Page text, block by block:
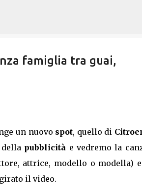
famiglia tra guai,
un nuovo spot, quello di
pubblicità e vedremo la
attrice, modello o modella)
il video.